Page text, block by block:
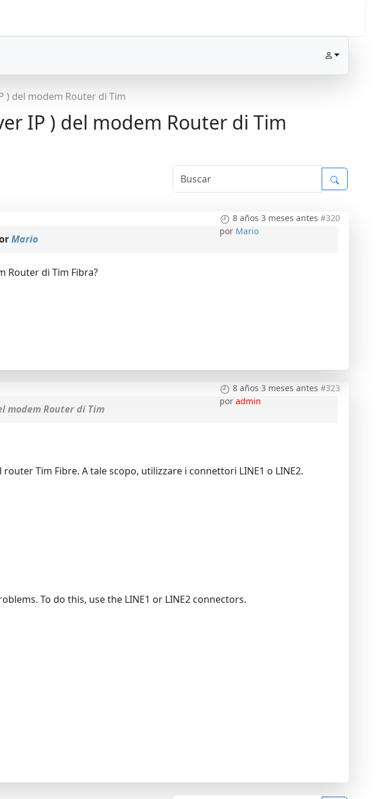
) del modem Router di Tim
IP ) del modem Router di Tim
8 años 3 meses antes #320
por Mario
Mario
Router di Tim Fibra?
8 años 3 meses antes #323
poradmin
modem Router di Tim
Tim Fibre. A tale scopo, utilizzare i connettori LINE1 o LINE2.
To do this, use the LINE1 or LINE2 connectors.